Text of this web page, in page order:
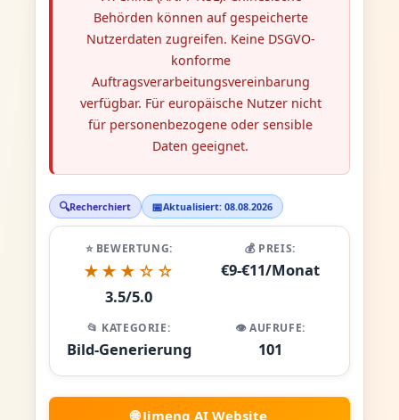
Behörden können auf gespeicherte
Nutzerdaten zugreifen. Keine DSGVO-
konforme
Auftragsverarbeitungsvereinbarung
verfügbar. Für europäische Nutzer nicht
für personenbezogene oder sensible
Daten geeignet.
🔍Recherchiert 📅Aktualisiert: 08.08.2026
⭐ BEWERTUNG:
★★★☆☆
3.5/5.0
💰 PREIS:
€9-€11/Monat
📂 KATEGORIE:
Bild-Generierung
👁️ AUFRUFE:
101
🌐 Jimeng AI Website